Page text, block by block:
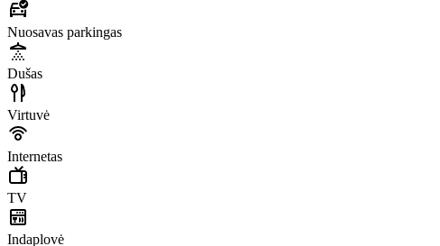
Nuosavas parkingas
Dušas
Virtuvė
Internetas
TV
Indaplovė